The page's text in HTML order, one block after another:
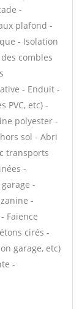
-
plafond -
- Isolation
combles
- Enduit -
PVC, etc) -
polyester -
sol - Abri
transports
-
-
-
Faïence
cirés -
garage, etc)
-